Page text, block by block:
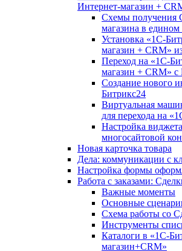
Интернет-магазин +
Схемы получения
магазина в едином
Установка «1С-
магазин + CRM»
Переход на «1С-
магазин + CRM»
Создание нового
Битрикс24
Виртуальная
для перехода на
Настройка
многосайтовой
Новая карточка товара
Дела: коммуникации с
Настройка формы
Работа с заказами:
Важные моменты
Основные
Схема работы со
Инструменты
Каталоги в «1С-
магазин+CRM»